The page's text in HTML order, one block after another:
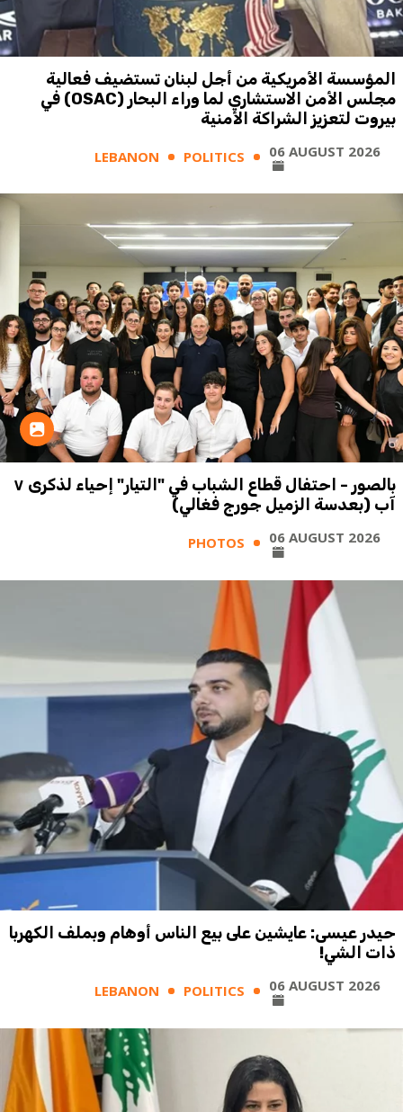
المؤسسة الأمريكية من أجل لبنان تستضيف فعالية
مجلس الأمن الاستشاري لما وراء البحار (OSAC) في
بيروت لتعزيز الشراكة الأمنية
LEBANON POLITICS 06 AUGUST 2026
بالصور - احتفال قطاع الشباب في "التيار" إحياء لذكرى ٧
آب (بعدسة الزميل جورج فغالي)
PHOTOS 06 AUGUST 2026
حيدر عيسى: عايشين على بيع الناس أوهام وبملف الكهربا
ذات الشي!
LEBANON POLITICS 06 AUGUST 2026